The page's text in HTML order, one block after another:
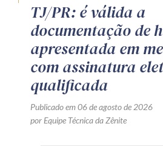
TJ/PR: é válida a
documentação de
apresentada em
com assinatura
qualificada
Publicado em 06 de agosto de 2026
por Equipe Técnica da Zênite